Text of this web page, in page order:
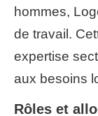
hommes,
de travail.
expertise
aux besoins
Rôles et